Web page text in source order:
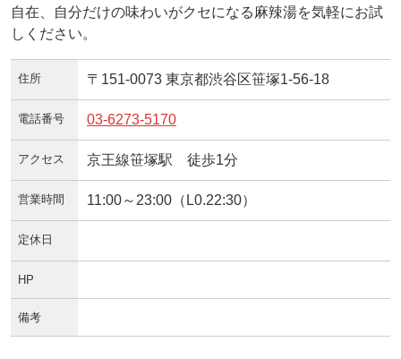
自在、自分だけの味わいがクセになる麻辣湯を気軽にお試
しください。
住所 〒151-0073 東京都渋谷区笹塚1-56-18
電話番号 03-6273-5170
アクセス 京王線笹塚駅 徒歩1分
営業時間 11:00～23:00（L0.22:30）
定休日
HP
備考